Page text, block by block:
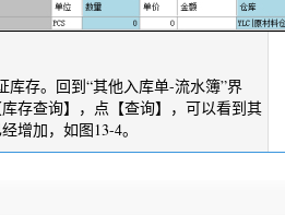
库存。回到“其他入库单-流水簿”界
存查询】，点【查询】，可以看到其
增加，如图13-4。